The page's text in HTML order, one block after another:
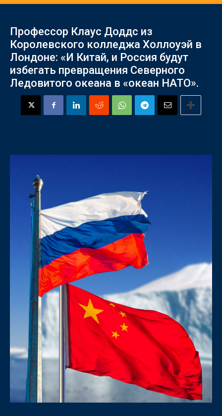
Профессор Клаус Доддс из
Королевского колледжа Холлоуэй в
Лондоне: «И Китай, и Россия будут
избегать превращения Северного
Ледовитого океана в «океан НАТО».